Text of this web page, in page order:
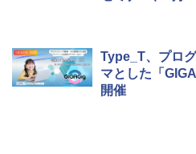
Fernrohr:
Type_T、プロ
マとした「
開催